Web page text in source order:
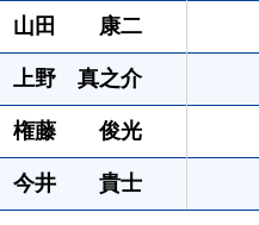
山田 康二
上野 真之介
権藤 俊光
今井 貴士